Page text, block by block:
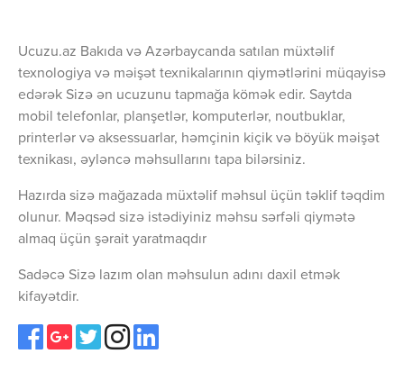
Ucuzu.az Bakıda və Azərbaycanda satılan müxtəlif
texnologiya və məişət texnikalarının qiymətlərini müqayisə
edərək Sizə ən ucuzunu tapmağa kömək edir. Saytda
mobil telefonlar, planşetlər, komputerlər, noutbuklar,
printerlər və aksessuarlar, həmçinin kiçik və böyük məişət
texnikası, əyləncə məhsullarını tapa bilərsiniz.
Hazırda sizə mağazada müxtəlif məhsul üçün təklif təqdim
olunur. Məqsəd sizə istədiyiniz məhsu sərfəli qiymətə
almaq üçün şərait yaratmaqdır
Sadəcə Sizə lazım olan məhsulun adını daxil etmək
kifayətdir.